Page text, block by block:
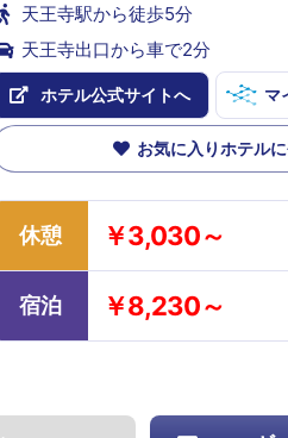
天王寺駅から徒歩5分
天王寺出口から車で2分
ホテル公式サイトへ マ
お気に入りホテル
休憩 ￥3,030～
宿泊 ￥8,230～